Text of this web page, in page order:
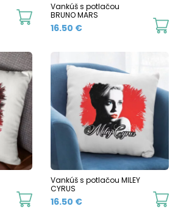
Vankúš s potlačou
BRUNO MARS
16.50 €
Vankúš s potlačou MILEY
CYRUS
16.50 €